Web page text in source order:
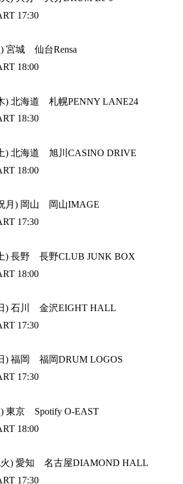
17:30
) 宮城 仙台Rensa
18:00
) 北海道 札幌PENNY LANE24
18:30
) 北海道 旭川CASINO DRIVE
18:00
月) 岡山 岡山IMAGE
17:30
) 長野 長野CLUB JUNK BOX
18:00
) 石川 金沢EIGHT HALL
17:30
) 福岡 福岡DRUM LOGOS
17:30
) 東京 Spotify O-EAST
18:00
火) 愛知 名古屋DIAMOND HALL
17:30